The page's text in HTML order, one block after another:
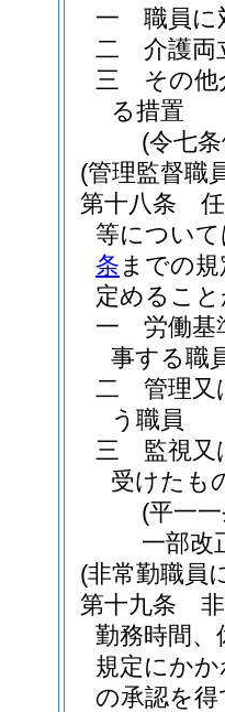
一
職員に
二
介護両
三
その
る措置
(令七
(管理監督職
第十八条
等につい
条 までの
定めるこ
一
労働基
事する職
二
管理又
う職員
三
監視又
受けたも
(平一
一部改
(非常勤職員
第十九条
勤務時間、
規定にか
の承認を